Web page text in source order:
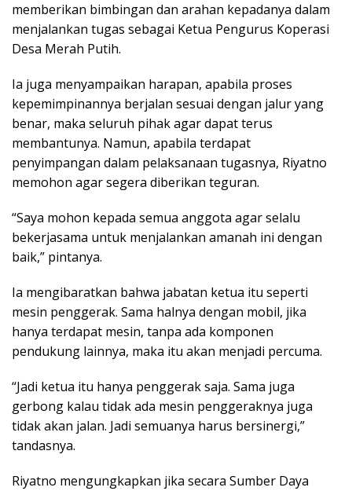
memberikan bimbingan dan arahan kepadanya dalam
menjalankan tugas sebagai Ketua Pengurus Koperasi
Desa Merah Putih.
Ia juga menyampaikan harapan, apabila proses
kepemimpinannya berjalan sesuai dengan jalur yang
benar, maka seluruh pihak agar dapat terus
membantunya. Namun, apabila terdapat
penyimpangan dalam pelaksanaan tugasnya, Riyatno
memohon agar segera diberikan teguran.
“Saya mohon kepada semua anggota agar selalu
bekerjasama untuk menjalankan amanah ini dengan
baik,” pintanya.
Ia mengibaratkan bahwa jabatan ketua itu seperti
mesin penggerak. Sama halnya dengan mobil, jika
hanya terdapat mesin, tanpa ada komponen
pendukung lainnya, maka itu akan menjadi percuma.
“Jadi ketua itu hanya penggerak saja. Sama juga
gerbong kalau tidak ada mesin penggeraknya juga
tidak akan jalan. Jadi semuanya harus bersinergi,”
tandasnya.
Riyatno mengungkapkan jika secara Sumber Daya